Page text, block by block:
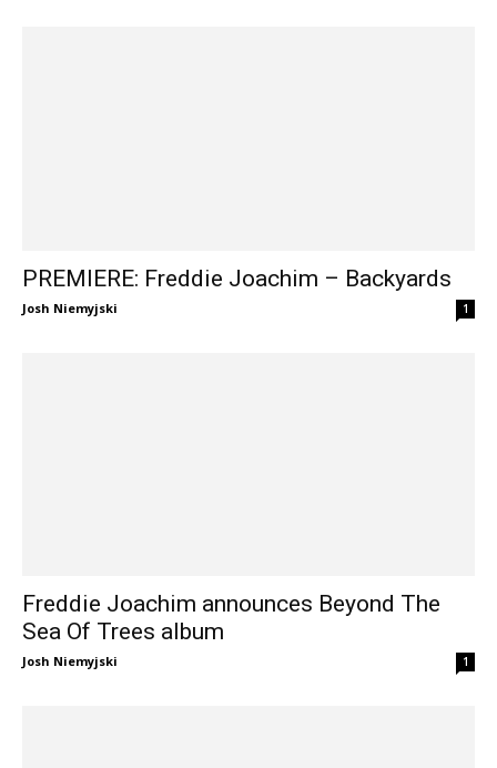
PREMIERE: Freddie Joachim – Backyards
Josh Niemyjski 1
Freddie Joachim announces Beyond The
Sea Of Trees album
Josh Niemyjski 1